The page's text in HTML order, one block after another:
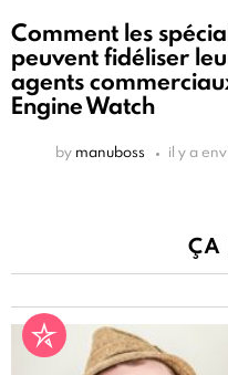
Comment les
peuvent fidéliser
agents
Engine Watch
by manuboss il y a
ÇA